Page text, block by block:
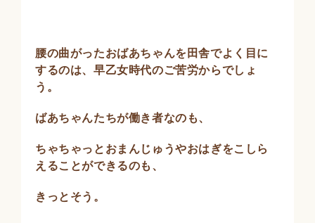
腰の曲がったおばあちゃんを田舎でよく目に
するのは、早乙女時代のご苦労からでしょ
う。
ばあちゃんたちが働き者なのも、
ちゃちゃっとおまんじゅうやおはぎをこしら
えることができるのも、
きっとそう。